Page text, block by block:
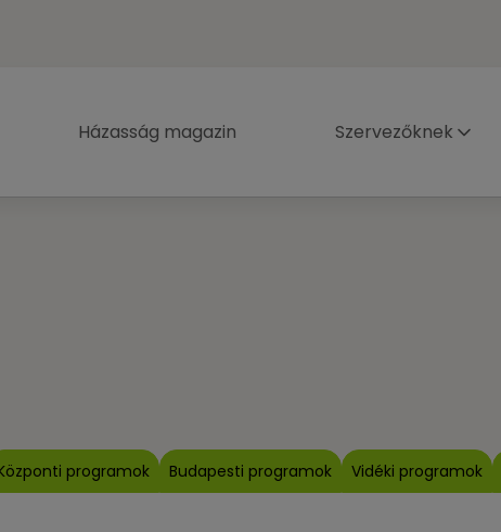
Házasság magazin Szervezőknek
programok Budapesti programok Vidéki programok